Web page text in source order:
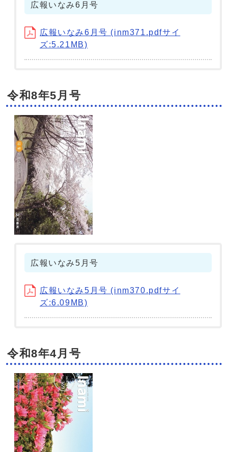
広報いなみ6月号
広報いなみ6月号 (inm371.pdfサイ
ズ:5.21MB)
令和8年5月号
広報いなみ5月号
広報いなみ5月号 (inm370.pdfサイ
ズ:6.09MB)
令和8年4月号